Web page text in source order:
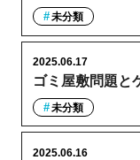
未分類
ゴミ屋敷問題と
2025.06.17
未分類
2025.06.16